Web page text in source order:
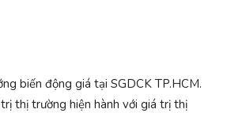
biến động giá tại SGDCK TP.HCM.
thị trường hiện hành với giá trị thị